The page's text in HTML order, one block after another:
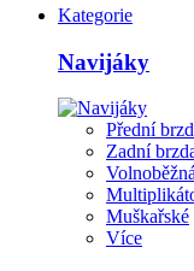
Kategorie
Navijáky
Přední
Zadní
Muškařské
Více